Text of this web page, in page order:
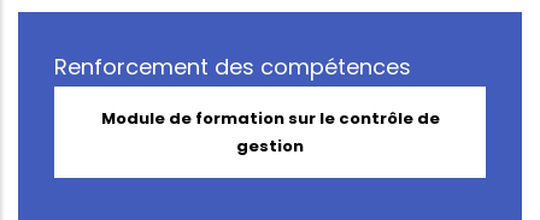
Renforcement des compétences
Module de formation sur le contrôle de
gestion